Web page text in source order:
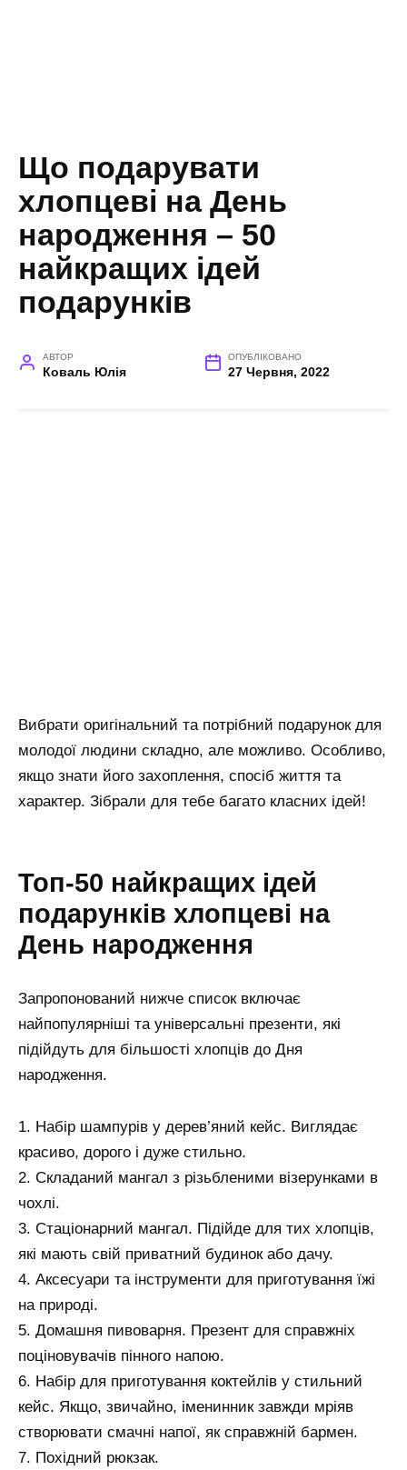
Що подарувати
хлопцеві на День
народження – 50
найкращих ідей
подарунків
АВТОР
Коваль Юлія
ОПУБЛІКОВАНО
27 Червня, 2022
Вибрати оригінальний та потрібний подарунок для
молодої людини складно, але можливо. Особливо,
якщо знати його захоплення, спосіб життя та
характер. Зібрали для тебе багато класних ідей!
Топ-50 найкращих ідей
подарунків хлопцеві на
День народження
Запропонований нижче список включає
найпопулярніші та універсальні презенти, які
підійдуть для більшості хлопців до Дня
народження.
1. Набір шампурів у дерев’яний кейс. Виглядає
красиво, дорого і дуже стильно.
2. Складаний мангал з різьбленими візерунками в
чохлі.
3. Стаціонарний мангал. Підійде для тих хлопців,
які мають свій приватний будинок або дачу.
4. Аксесуари та інструменти для приготування їжі
на природі.
5. Домашня пивоварня. Презент для справжніх
поціновувачів пінного напою.
6. Набір для приготування коктейлів у стильний
кейс. Якщо, звичайно, іменинник завжди мріяв
створювати смачні напої, як справжній бармен.
7. Похідний рюкзак.